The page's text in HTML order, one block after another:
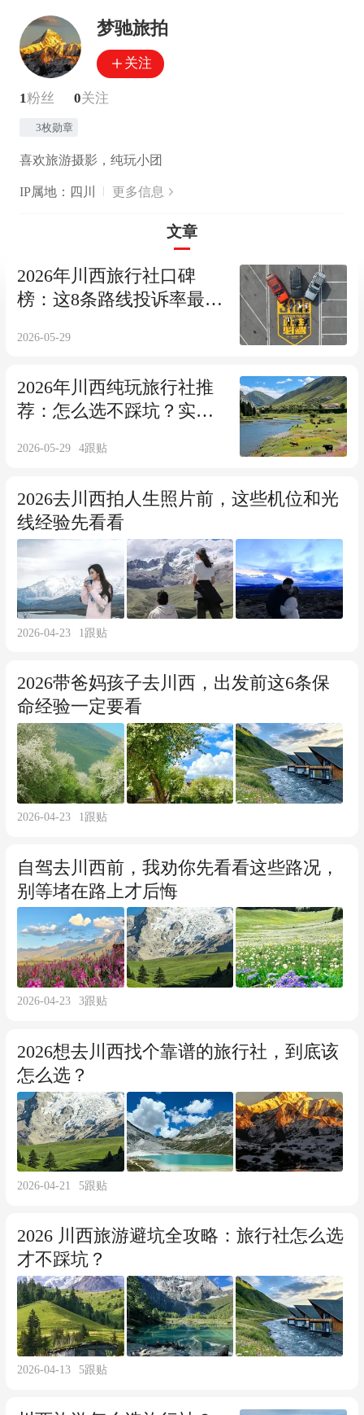
梦驰旅拍
关注
1粉丝 0关注
3枚勋章
喜欢旅游摄影，纯玩小团
IP属地：四川 更多信息
文章
2026年川西旅行社口碑
榜：这8条路线投诉率最
2026-05-29
2026年川西纯玩旅行社推
荐：怎么选不踩坑？实测5
2026-05-29 4跟贴
2026去川西拍人生照片前，这些机位和光
线经验先看看
2026-04-23 1跟贴
2026带爸妈孩子去川西，出发前这6条保
命经验一定要看
2026-04-23 1跟贴
自驾去川西前，我劝你先看看这些路况，
别等堵在路上才后悔
2026-04-23 3跟贴
2026想去川西找个靠谱的旅行社，到底该
怎么选？
2026-04-21 5跟贴
2026 川西旅游避坑全攻略：旅行社怎么选
才不踩坑？
2026-04-13 5跟贴